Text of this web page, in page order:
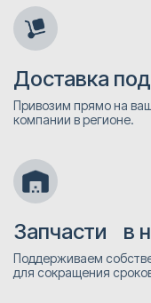
Доставка
Привозим прямо на
компании в регионе.
Запчасти в
Поддерживаем
для сокращения